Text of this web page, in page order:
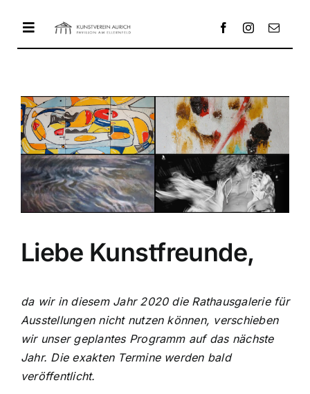
Inhalt
springen
Toggle
Navigation
AUSSTELLUNG
PAVILLON
Liebe Kunstfreunde,
da wir in diesem Jahr 2020 die Rathausgalerie für
Ausstellungen nicht nutzen können, verschieben
wir unser geplantes Programm auf das nächste
Jahr. Die exakten Termine werden bald
veröffentlicht.